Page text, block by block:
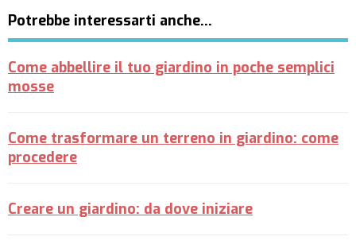
Potrebbe interessarti anche…
Come abbellire il tuo giardino in poche semplici
mosse
Come trasformare un terreno in giardino: come
procedere
Creare un giardino: da dove iniziare